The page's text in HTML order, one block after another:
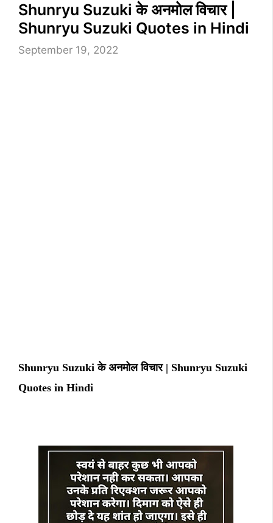
Shunryu Suzuki के अनमोल विचार |
Shunryu Suzuki Quotes in Hindi
September 19, 2022
Shunryu Suzuki के अनमोल विचार | Shunryu Suzuki
Quotes in Hindi